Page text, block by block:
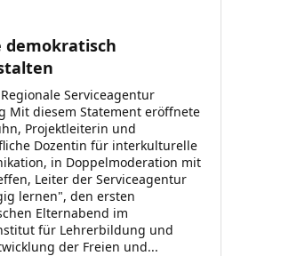
demokratisch
Serviceagentur
Mit diesem Statement eröffnete
Projektleiterin und
Dozentin für interkulturelle
in Doppelmoderation mit
Leiter der Serviceagentur
lernen", den ersten
Elternabend im
für Lehrerbildung und
der Freien und...